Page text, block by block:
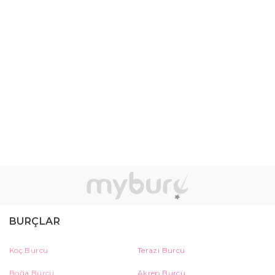
BURÇLAR
Koç Burcu Terazi Burcu
Boğa Burcu Akrep Burcu